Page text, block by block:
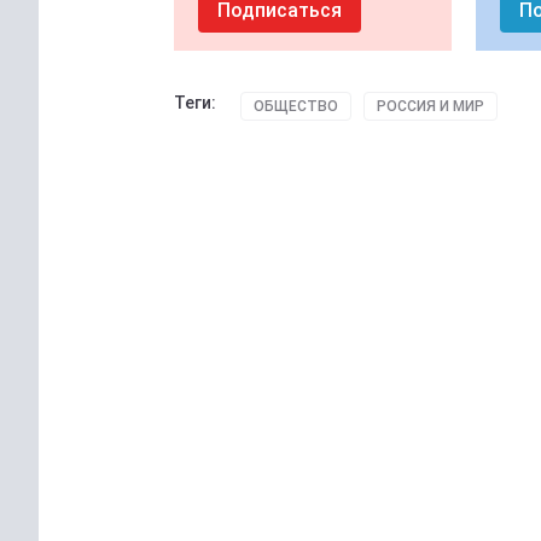
Подписаться
Теги: ОБЩЕСТВО РОССИЯ И МИР